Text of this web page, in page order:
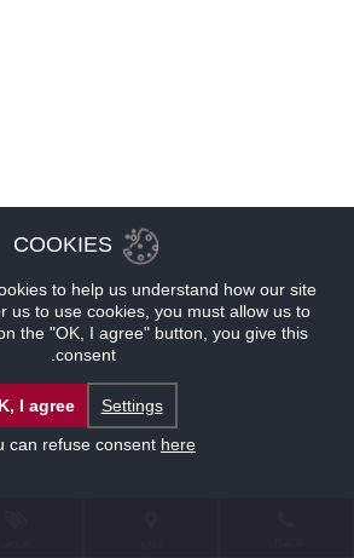
COOKIES
to help us understand how our site
us to use cookies, you must allow us to
the "OK, I agree" button, you give this
consent.
Settings
I agree
can refuse consent here